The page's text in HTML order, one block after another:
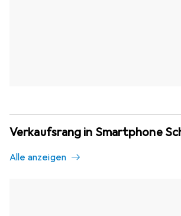
Verkaufsrang in Smartphone
Alle anzeigen